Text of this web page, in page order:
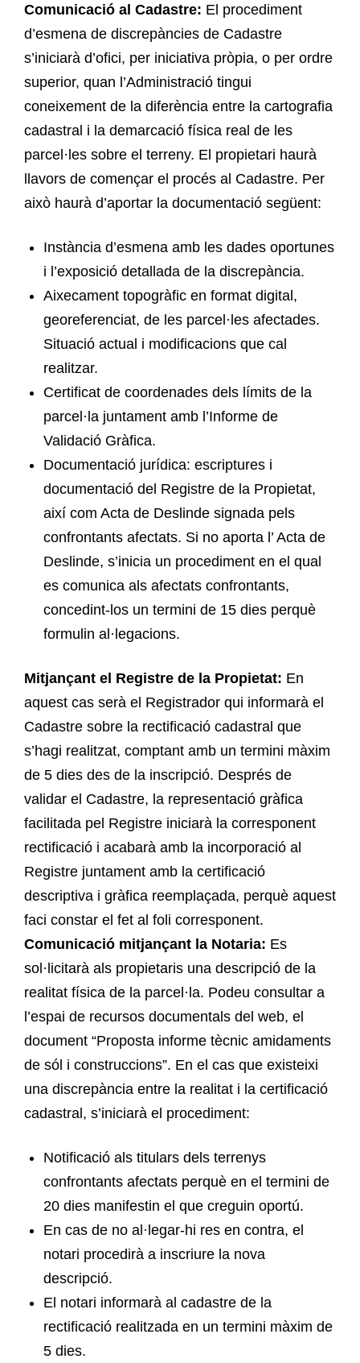
Comunicació al Cadastre: El procediment
d’esmena de discrepàncies de Cadastre
s’iniciarà d’ofici, per iniciativa pròpia, o per ordre
superior, quan l’Administració tingui
coneixement de la diferència entre la cartografia
cadastral i la demarcació física real de les
parcel·les sobre el terreny. El propietari haurà
llavors de començar el procés al Cadastre. Per
això haurà d’aportar la documentació següent:
Instància d’esmena amb les dades oportunes
i l’exposició detallada de la discrepància.
Aixecament topogràfic en format digital,
georeferenciat, de les parcel·les afectades.
Situació actual i modificacions que cal
realitzar.
Certificat de coordenades dels límits de la
parcel·la juntament amb l’Informe de
Validació Gràfica.
Documentació jurídica: escriptures i
documentació del Registre de la Propietat,
així com Acta de Deslinde signada pels
confrontants afectats. Si no aporta l’ Acta de
Deslinde, s’inicia un procediment en el qual
es comunica als afectats confrontants,
concedint-los un termini de 15 dies perquè
formulin al·legacions.
Mitjançant el Registre de la Propietat: En
aquest cas serà el Registrador qui informarà el
Cadastre sobre la rectificació cadastral que
s’hagi realitzat, comptant amb un termini màxim
de 5 dies des de la inscripció. Després de
validar el Cadastre, la representació gràfica
facilitada pel Registre iniciarà la corresponent
rectificació i acabarà amb la incorporació al
Registre juntament amb la certificació
descriptiva i gràfica reemplaçada, perquè aquest
faci constar el fet al foli corresponent.
Comunicació mitjançant la Notaria: Es
sol·licitarà als propietaris una descripció de la
realitat física de la parcel·la. Podeu consultar a
l’espai de recursos documentals del web, el
document “Proposta informe tècnic amidaments
de sól i construccions”. En el cas que existeixi
una discrepància entre la realitat i la certificació
cadastral, s’iniciarà el procediment:
Notificació als titulars dels terrenys
confrontants afectats perquè en el termini de
20 dies manifestin el que creguin oportú.
En cas de no al·legar-hi res en contra, el
notari procedirà a inscriure la nova
descripció.
El notari informarà al cadastre de la
rectificació realitzada en un termini màxim de
5 dies.